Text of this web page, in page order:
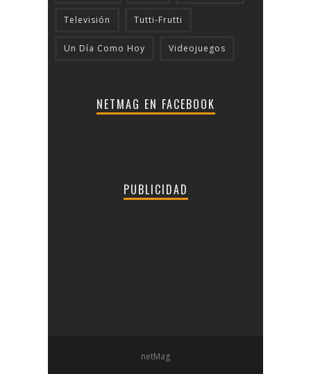
Televisión Tutti-Frutti
Un Día Como Hoy Videojuegos
NETMAG EN FACEBOOK
PUBLICIDAD
netMag